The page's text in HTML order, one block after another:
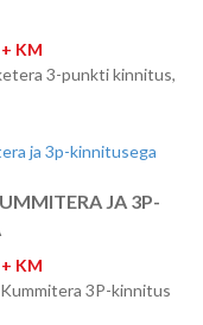
KM
3-punkti kinnitus,
JA 3P-
KM
3P-kinnitus